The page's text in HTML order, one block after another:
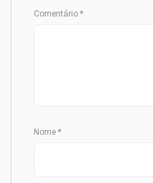
Comentário *
Nome *